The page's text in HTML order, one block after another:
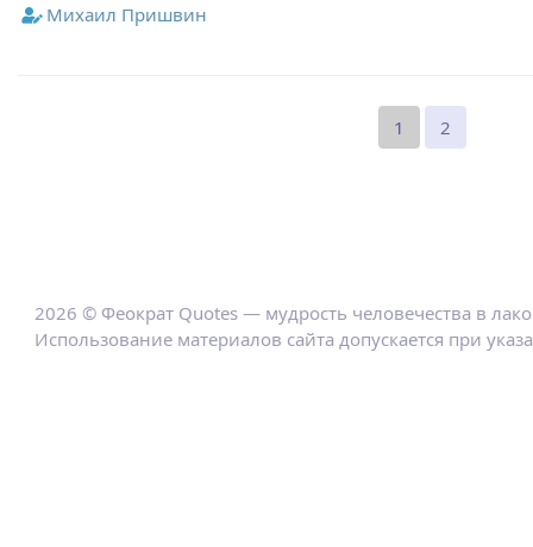
Михаил Пришвин
1 2
2026 © Феократ Quotes — мудрость человечества в
Использование материалов сайта допускается при